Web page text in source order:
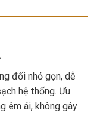
đối nhỏ gọn, dễ
hệ thống. Ưu
êm ái, không gây